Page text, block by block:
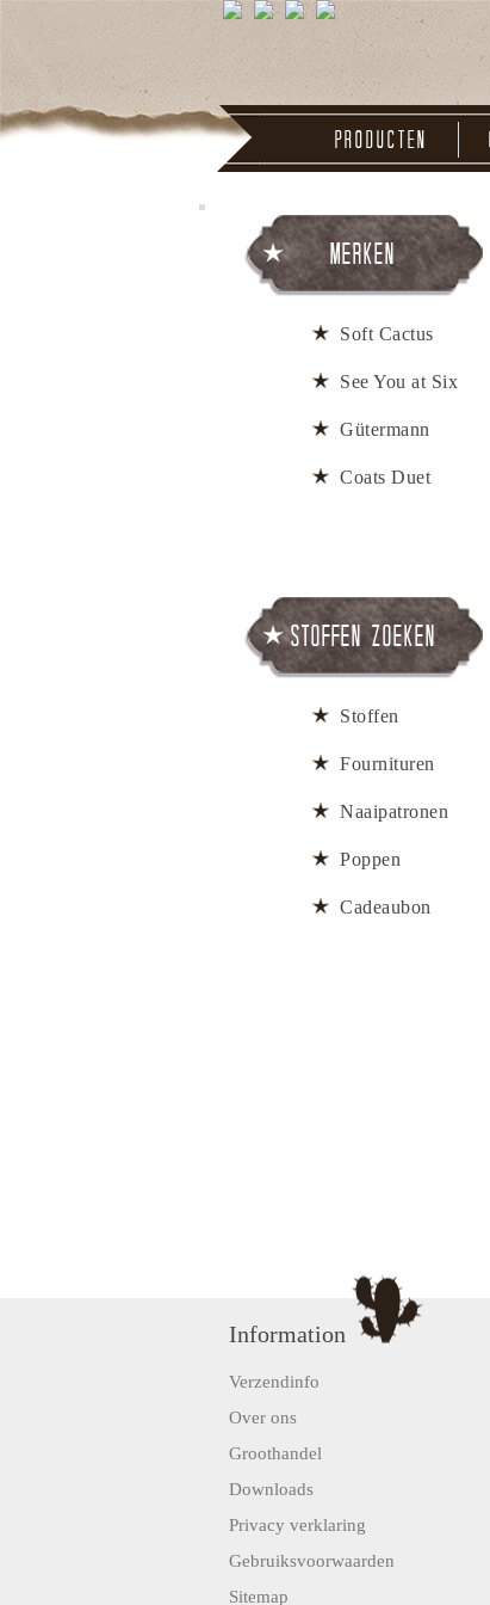
Producten
Merken
Soft Cactus
See You at Six
Gütermann
Coats Duet
Stoffen zoeken
Stoffen
Fournituren
Naaipatronen
Poppen
Cadeaubon
Information
Verzendinfo
Over ons
Groothandel
Downloads
Privacy verklaring
Gebruiksvoorwaarden
Sitemap